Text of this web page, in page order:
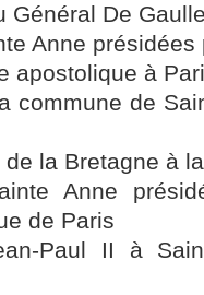
Général De
Anne
apostolique à
commune de
la Bretagne à
Anne
de Paris
Paul II à